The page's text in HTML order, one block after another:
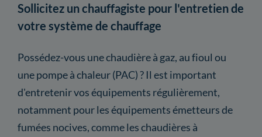
Sollicitez un chauffagiste pour l'entretien de
votre système de chauffage
Possédez-vous une chaudière à gaz, au fioul ou
une pompe à chaleur (PAC) ? Il est important
d'entretenir vos équipements régulièrement,
notamment pour les équipements émetteurs de
fumées nocives, comme les chaudières à